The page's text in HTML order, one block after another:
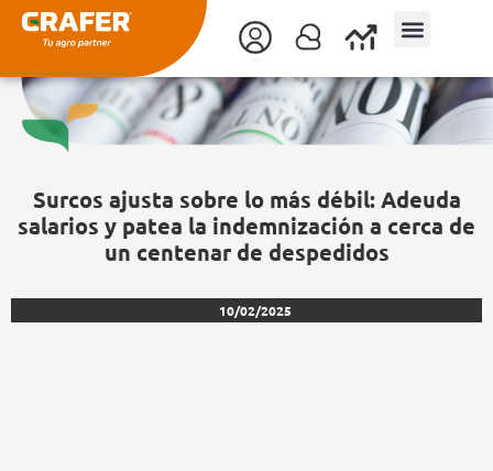
contenido
Surcos ajusta sobre lo más débil: Adeuda
salarios y patea la indemnización a cerca de
un centenar de despedidos
10/02/2025